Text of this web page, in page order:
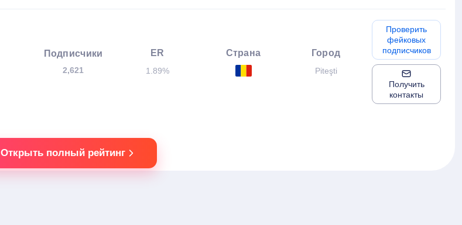
Подписчики
2,621
ER
1.89%
Страна Город
Piteşti
Проверить
фейковых
подписчиков
Получить
контакты
Открыть полный рейтинг